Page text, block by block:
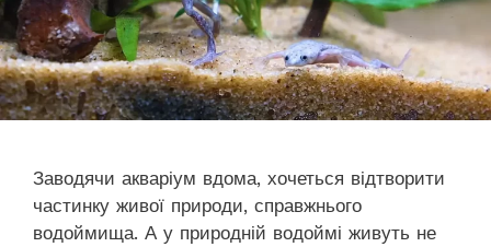
Заводячи акваріум вдома, хочеться відтворити
частинку живої природи, справжнього
водоймища. А у природній водоймі живуть не